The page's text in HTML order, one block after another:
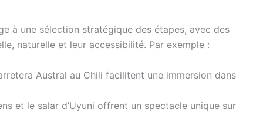
à une sélection stratégique des étapes, avec des
naturelle et leur accessibilité. Par exemple :
Austral au Chili facilitent une immersion dans
et le salar d’Uyuni offrent un spectacle unique sur